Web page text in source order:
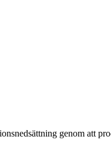
genom att